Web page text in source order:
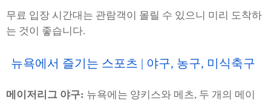
무료 입장 시간대는 관람객이 몰릴 수 있으니 미리 도착하
는 것이 좋습니다.
뉴욕에서 즐기는 스포츠 | 야구, 농구, 미식축구
메이저리그 야구: 뉴욕에는 양키스와 메츠, 두 개의 메이